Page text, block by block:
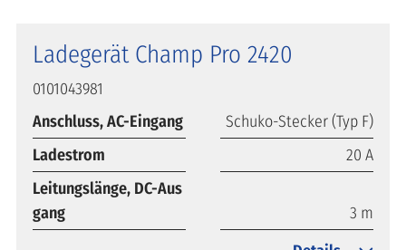
Ladegerät Champ Pro 2420
0101043981
Anschluss, AC-Eingang
Schuko-Stecker (Typ F)
Ladestrom
20 A
Leitungslänge, DC-Aus
gang
3 m